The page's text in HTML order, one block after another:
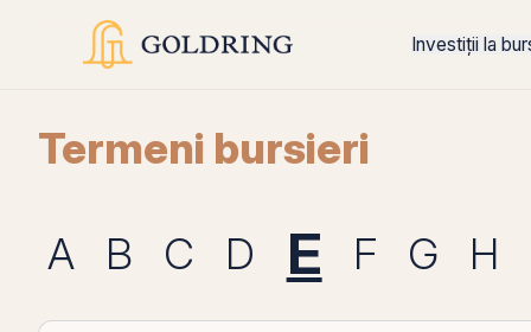
Investiții la
Termeni bursieri
A B C D E F G H